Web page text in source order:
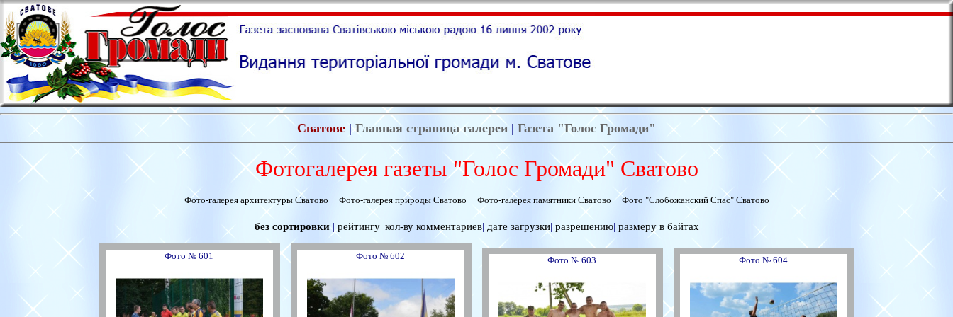
Сватове |Главная страница галереи | Газета "Голос Громади"
Фотогалерея газеты "Голос Громади" Сватово
Фото-галерея архитектуры Сватово Фото-галерея природы Сватово Фото-галерея памятники Сватово Фото "Слобожанский Спас" Сватово
без сортировки| рейтингу| кол-ву комментариев| дате загрузки| разрешению| размеру в байтах
Фото № 601 Фото № 602 Фото № 603 Фото № 604